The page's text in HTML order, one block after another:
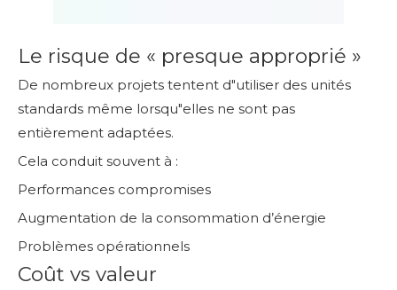
Le risque de « presque approprié »
De nombreux projets tentent d"utiliser des unités
standards même lorsqu"elles ne sont pas
entièrement adaptées.
Cela conduit souvent à :
Performances compromises
Augmentation de la consommation d’énergie
Problèmes opérationnels
Coût vs valeur